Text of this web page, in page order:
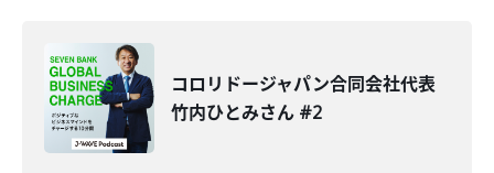
コロリドージャパン合同会社代表
竹内ひとみさん #2